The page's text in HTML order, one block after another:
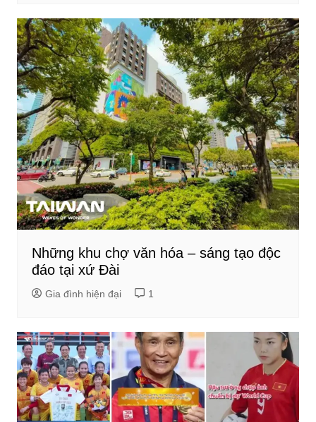
Những khu chợ văn hóa – sáng tạo độc
đáo tại xứ Đài
Gia đình hiện đại 1